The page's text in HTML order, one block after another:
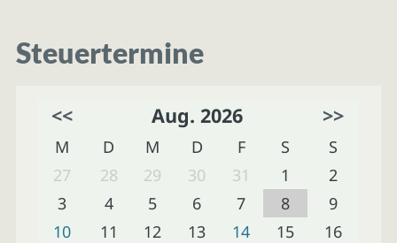
Steuertermine
<< Aug. 2026 >>
M D M D F S
S
27
28 29 30 31 1
2
3
4 5 6 7 8
9
10
11 12 13 14 15
16